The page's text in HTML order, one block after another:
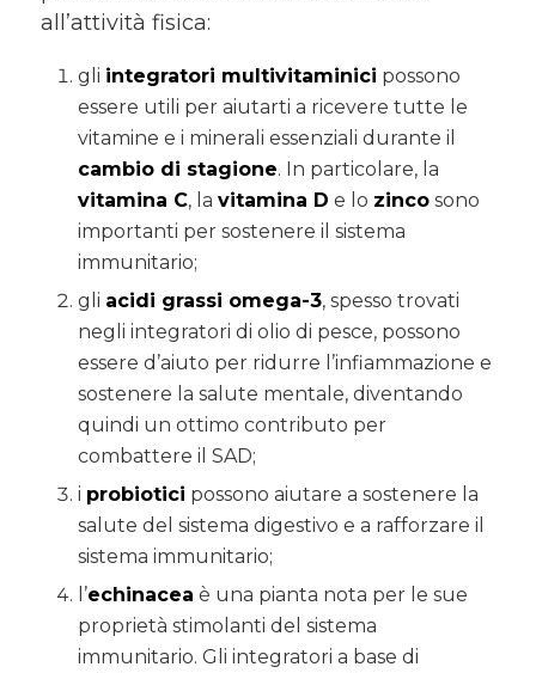
all’attività fisica:
gli integratori multivitaminici possono
essere utili per aiutarti a ricevere tutte le
vitamine e i minerali essenziali durante il
cambio di stagione. In particolare, la
vitamina C, la vitamina D e lo zincosono
importanti per sostenere il sistema
immunitario;
gli acidi grassi omega-3, spesso trovati
negli integratori di olio di pesce, possono
essere d’aiuto per ridurre l’infiammazione e
sostenere la salute mentale, diventando
quindi un ottimo contributo per
combattere il SAD;
i probiotici possono aiutare a sostenere la
salute del sistema digestivo e a rafforzare il
sistema immunitario;
l’echinacea è una pianta nota per le sue
proprietà stimolanti del sistema
immunitario. Gli integratori a base di